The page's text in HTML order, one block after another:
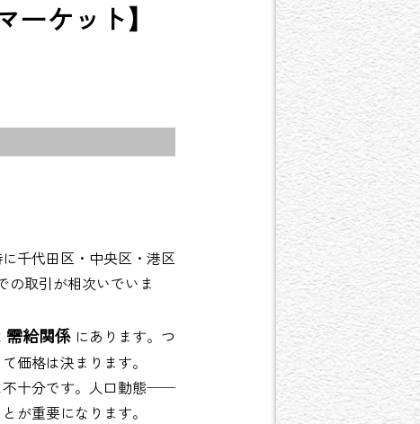
ーケット】
千代田区・中央区・港区
の取引が相次いでいま
需給関係 にあります。つ
価格は決まります。
不十分です。人口動態──
が重要になります。